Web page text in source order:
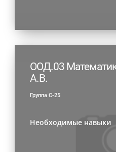
ООД.03
А.В.
Группа С-25
Необходимые навыки